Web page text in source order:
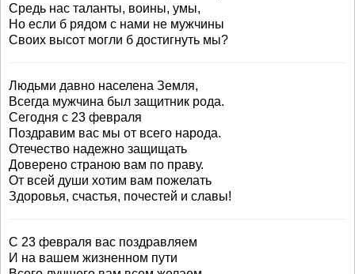
Средь нас таланты, воины, умы,
Но если б рядом с нами не мужчины
Своих высот могли б достигнуть мы?
Людьми давно населена Земля,
Всегда мужчина был защитник рода.
Сегодня с 23 февраля
Поздравим вас мы от всего народа.
Отечество надежно защищать
Доверено страною вам по праву.
От всей души хотим вам пожелать
Здоровья, счастья, почестей и славы!
С 23 февраля вас поздравляем
И на вашем жизненном пути